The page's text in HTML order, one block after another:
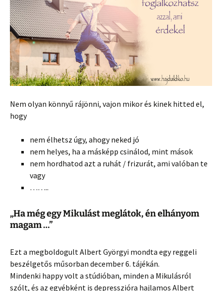
Nem olyan könnyű rájönni, vajon mikor és kinek hitted el,
hogy
nem élhetsz úgy, ahogy neked jó
nem helyes, ha a másképp csinálod, mint mások
nem hordhatod azt a ruhát / frizurát, ami valóban te
vagy
……..
„Ha még egy Mikulást meglátok, én elhányom
magam …”
Ezt a megboldogult Albert Györgyi mondta egy reggeli
beszélgetős műsorban december 6. tájékán.
Mindenki happy volt a stúdióban, minden a Mikulásról
szólt, és az egyébként is depresszióra hajlamos Albert